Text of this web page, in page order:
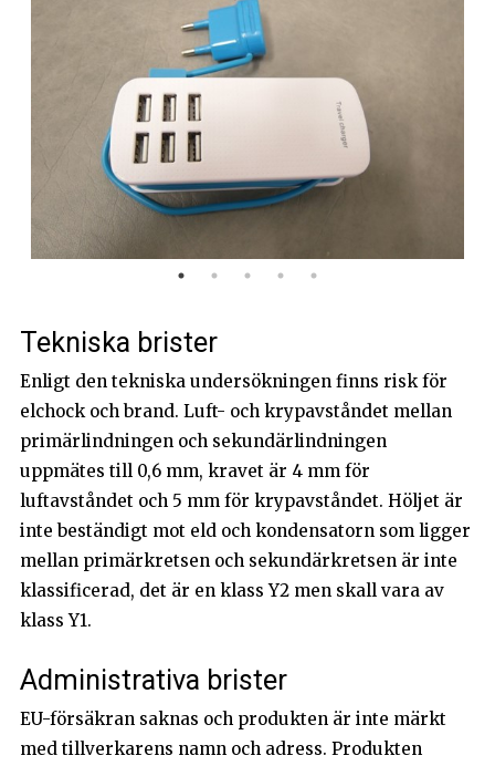
Tekniska brister
Enligt den tekniska undersökningen finns risk för
elchock och brand. Luft- och krypavståndet mellan
primärlindningen och sekundärlindningen
uppmätes till 0,6 mm, kravet är 4 mm för
luftavståndet och 5 mm för krypavståndet. Höljet är
inte beständigt mot eld och kondensatorn som ligger
mellan primärkretsen och sekundärkretsen är inte
klassificerad, det är en klass Y2 men skall vara av
klass Y1.
Administrativa brister
EU-försäkran saknas och produkten är inte märkt
med tillverkarens namn och adress. Produkten